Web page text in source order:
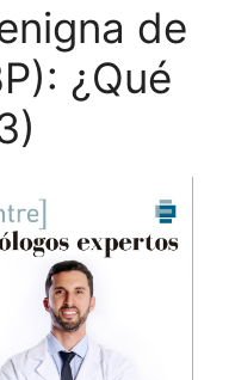
de
¿Qué